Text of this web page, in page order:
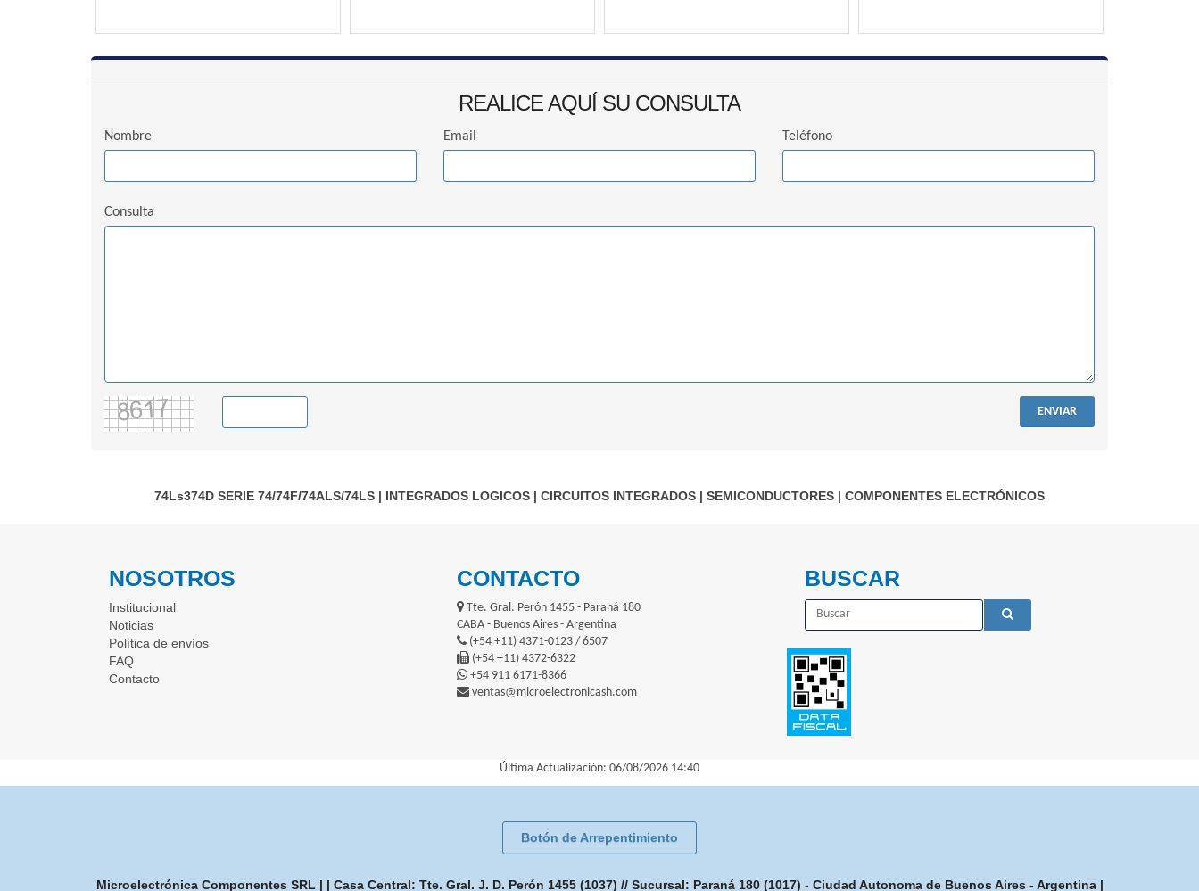
REALICE AQUÍ SU CONSULTA
Nombre Email Teléfono
Consulta
ENVIAR
74Ls374D SERIE 74/74F/74ALS/74LS | INTEGRADOS LOGICOS | CIRCUITOS INTEGRADOS | SEMICONDUCTORES | COMPONENTES ELECTRÓNICOS
NOSOTROS
Institucional
Noticias
Política de envíos
FAQ
Contacto
CONTACTO
Tte. Gral. Perón 1455 - Paraná 180
CABA - Buenos Aires - Argentina
(+54 +11) 4371-0123 / 6507
(+54 +11) 4372-6322
+54 911 6171-8366
ventas@microelectronicash.com
BUSCAR
Última Actualización: 06/08/2026 14:40
Botón de Arrepentimiento
Microelectrónica Componentes SRL | | Casa Central: Tte. Gral. J. D. Perón 1455 (1037) // Sucursal: Paraná 180 (1017) - Ciudad Autonoma de Buenos Aires - Argentina |